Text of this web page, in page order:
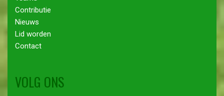
Contributie
Nieuws
Lid worden
Contact
VOLG ONS